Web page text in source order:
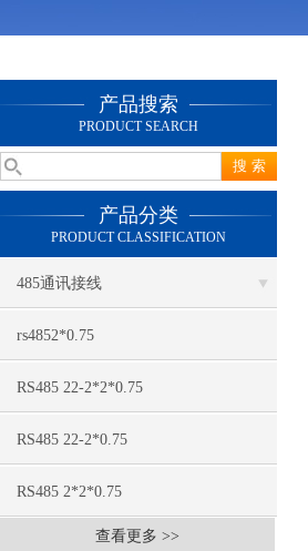
产品搜索
PRODUCT SEARCH
产品分类
PRODUCT CLASSIFICATION
485通讯接线
rs4852*0.75
RS485 22-2*2*0.75
RS485 22-2*0.75
RS485 2*2*0.75
查看更多 >>